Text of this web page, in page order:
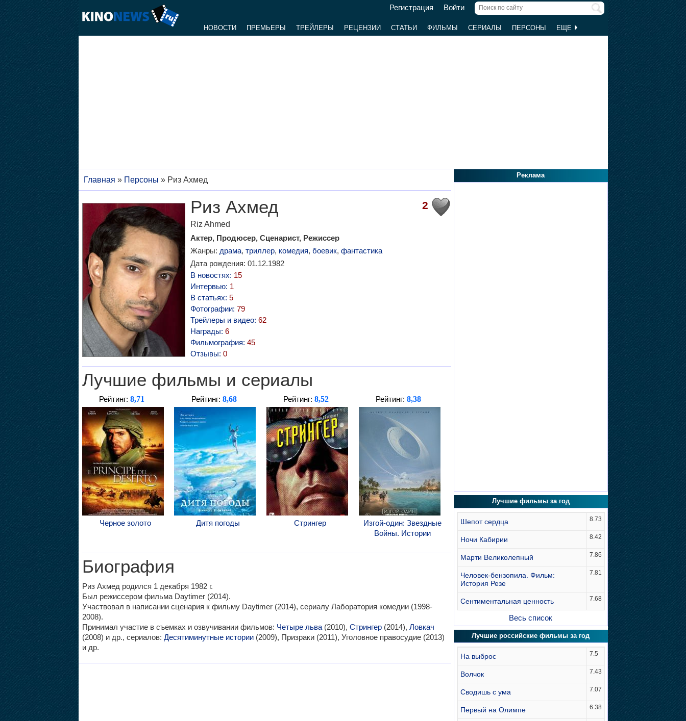
Регистрация Войти
НОВОСТИ ПРЕМЬЕРЫ ТРЕЙЛЕРЫ РЕЦЕНЗИИ СТАТЬИ ФИЛЬМЫ СЕРИАЛЫ ПЕРСОНЫ ЕЩЕ
Главная » Персоны » Риз Ахмед
2
Риз Ахмед
Riz Ahmed
Актер, Продюсер, Сценарист, Режиссер
Жанры: драма, триллер, комедия, боевик, фантастика
Дата рождения: 01.12.1982
В новостях: 15
Интервью: 1
В статьях: 5
Фотографии: 79
Трейлеры и видео: 62
Награды: 6
Фильмография: 45
Отзывы: 0
Лучшие фильмы и сериалы
Рейтинг: 8,71
Черное золото
Рейтинг: 8,68
Дитя погоды
Рейтинг:8,52
Стрингер
Рейтинг:8,38
Изгой-один: Звездные
Войны. Истории
Биография
Риз Ахмед родился 1 декабря 1982 г.
Был режиссером фильма Daytimer (2014).
Участвовал в написании сценария к фильму Daytimer (2014), сериалу Лаборатория комедии (1998-
2008).
Принимал участие в съемках и озвучивании фильмов: Четыре льва(2010), Стрингер(2014), Ловкач
(2008) и др., сериалов: Десятиминутные истории(2009), Призраки (2011), Уголовное правосудие (2013)
и др.
Реклама
Лучшие фильмы за год
Шепот сердца 8.73
Ночи Кабирии 8.42
Марти Великолепный 7.86
Человек-бензопила. Фильм:
История Резе
7.81
Сентиментальная ценность 7.68
Весь список
Лучшие российские фильмы за год
На выброс 7.5
Волчок 7.43
Сводишь с ума 7.07
Первый на Олимпе 6.38